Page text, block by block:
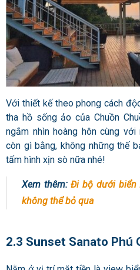
Với thiết kế theo phong cách
tha hồ sống ảo của Chuồn
ngắm nhìn hoàng hôn cùng
còn gì bằng, không những thế
tấm hình xịn sò nữa nhé!
Xem thêm:Đi bộ dưới biển
không thể bỏ qua
2.3 Sunset Sanato Phú